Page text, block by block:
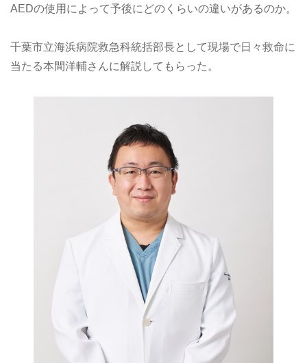
AEDの使用によって予後にどのくらいの違いがあるのか。
千葉市立海浜病院救急科統括部長として現場で日々救命に
当たる本間洋輔さんに解説してもらった。